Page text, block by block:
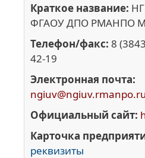
Краткое название:
ФГАОУ ДПО РМАНПО
Телефон/факс: 8
42-19
Электронная почта:
ngiuv@ngiuv.rmanpo.ru
Официальный сайт:
Карточка
реквизиты